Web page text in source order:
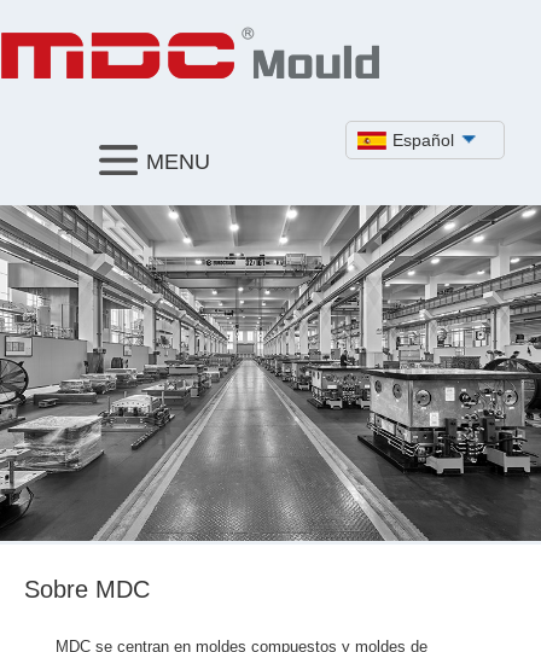
Español
MENU
Sobre MDC
MDC se centran en moldes compuestos y moldes de